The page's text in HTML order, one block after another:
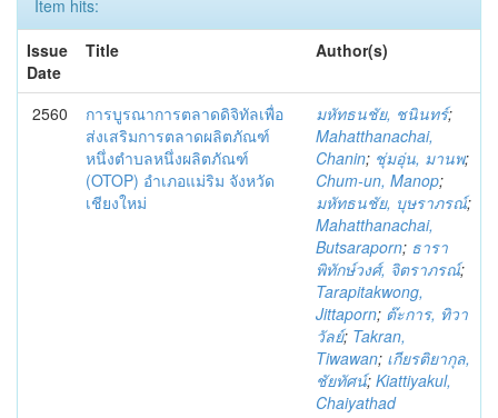
Item hits:
Issue
Date
Title Author(s)
2560
การบูรณาการตลาดดิจิทัลเพื่อ
ส่งเสริมการตลาดผลิตภัณฑ์
หนึ่งตำบลหนึ่งผลิตภัณฑ์
(OTOP) อำเภอแม่ริม จังหวัด
เชียงใหม่
มหัทธนชัย, ชนินทร์;
Mahatthanachai,
Chanin; ชุ่มอุ่น, มานพ;
Chum-un, Manop;
มหัทธนชัย, บุษราภรณ์;
Mahatthanachai,
Butsaraporn; ธารา
พิทักษ์วงศ์, จิตราภรณ์;
Tarapitakwong,
Jittaporn; ต๊ะการ, ทิวา
วัลย์; Takran,
Tiwawan; เกียรติยากุล,
ชัยทัศน์; Kiattiyakul,
Chaiyathad